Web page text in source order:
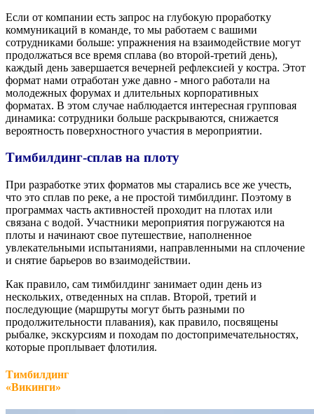
Если от компании есть запрос на глубокую проработку
коммуникаций в команде, то мы работаем с вашими
сотрудниками больше: упражнения на взаимодействие могут
продолжаться все время сплава (во второй-третий день),
каждый день завершается вечерней рефлексией у костра. Этот
формат нами отработан уже давно - много работали на
молодежных форумах и длительных корпоративных
форматах. В этом случае наблюдается интересная групповая
динамика: сотрудники больше раскрываются, снижается
вероятность поверхностного участия в мероприятии.
Тимбилдинг-сплав на плоту
При разработке этих форматов мы старались все же учесть,
что это сплав по реке, а не простой тимбилдинг. Поэтому в
программах часть активностей проходит на плотах или
связана с водой. Участники мероприятия погружаются на
плоты и начинают свое путешествие, наполненное
увлекательными испытаниями, направленными на сплочение
и снятие барьеров во взаимодействии.
Как правило, сам тимбилдинг занимает один день из
нескольких, отведенных на сплав. Второй, третий и
последующие (маршруты могут быть разными по
продолжительности плавания), как правило, посвящены
рыбалке, экскурсиям и походам по достопримечательностях,
которые проплывает флотилия.
Тимбилдинг
«Викинги»